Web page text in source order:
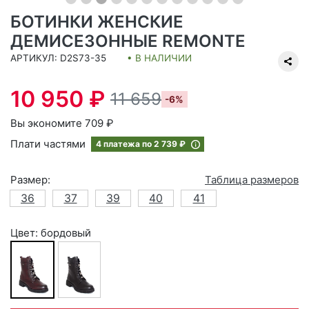
БОТИНКИ ЖЕНСКИЕ
ДЕМИСЕЗОННЫЕ REMONTE
АРТИКУЛ: D2S73-35 • В НАЛИЧИИ
10 950 ₽ 11 659 -6%
Вы экономите 709 ₽
Плати частями
4 платежа по 2 739 ₽
Размер:
Таблица размеров
36
37 39 40 41
Цвет: бордовый